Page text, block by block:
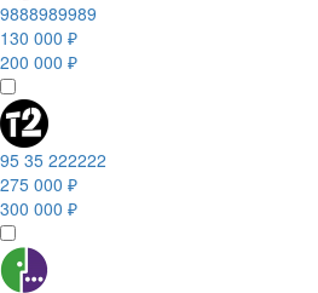
9888989989
130 000 ₽
200 000 ₽
95 35 222222
275 000 ₽
300 000 ₽